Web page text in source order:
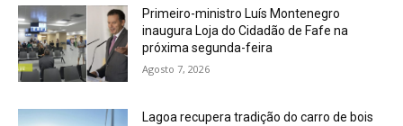
Primeiro-ministro Luís Montenegro
inaugura Loja do Cidadão de Fafe na
próxima segunda-feira
Agosto 7, 2026
Lagoa recupera tradição do carro de bois